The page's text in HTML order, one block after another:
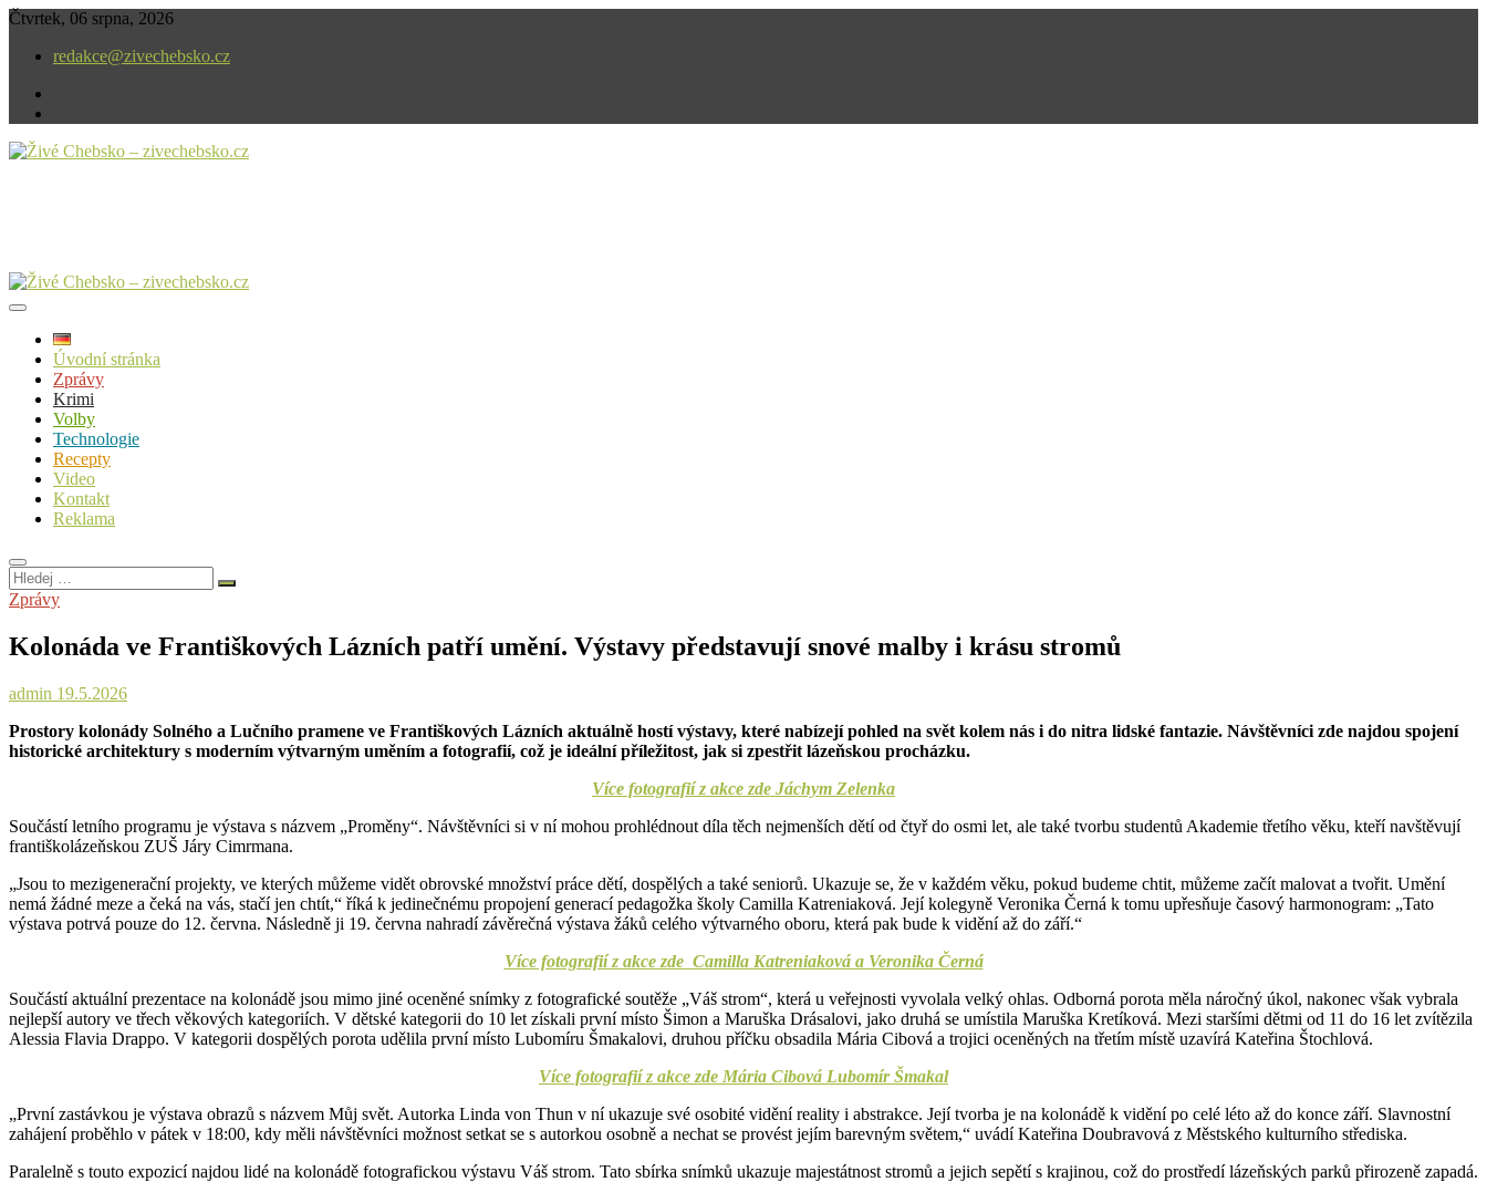
Skip
content
Čtvrtek, 06 srpna, 2026
redakce@zivechebsko.cz
Úvodní stránka
Zprávy
Krimi
Volby
Technologie
Recepty
Video
Kontakt
Reklama
Hledej
…
Zprávy
Kolonáda ve Františkových Lázních patří umění. Výstavy představují snové malby i krásu stromů
admin 19.5.2026
Prostory kolonády Solného a Lučního pramene ve Františkových Lázních aktuálně hostí výstavy, které nabízejí pohled na svět kolem nás i do nitra lidské fantazie. Návštěvníci zde najdou spojení
historické architektury s moderním výtvarným uměním a fotografií, což je ideální příležitost, jak si zpestřit lázeňskou procházku.
Více fotografií z akce zde Jáchym Zelenka
Součástí letního programu je výstava s názvem „Proměny“. Návštěvníci si v ní mohou prohlédnout díla těch nejmenších dětí od čtyř do osmi let, ale také tvorbu studentů Akademie třetího věku, kteří navštěvují
františkolázeňskou ZUŠ Járy Cimrmana.
„Jsou to mezigenerační projekty, ve kterých můžeme vidět obrovské množství práce dětí, dospělých a také seniorů. Ukazuje se, že v každém věku, pokud budeme chtit, můžeme začít malovat a tvořit. Umění
nemá žádné meze a čeká na vás, stačí jen chtít,“ říká k jedinečnému propojení generací pedagožka školy Camilla Katreniaková. Její kolegyně Veronika Černá k tomu upřesňuje časový harmonogram: „Tato
výstava potrvá pouze do 12. června. Následně ji 19. června nahradí závěrečná výstava žáků celého výtvarného oboru, která pak bude k vidění až do září.“
Více fotografií z akce zde Camilla Katreniaková a Veronika Černá
Součástí aktuální prezentace na kolonádě jsou mimo jiné oceněné snímky z fotografické soutěže „Váš strom“, která u veřejnosti vyvolala velký ohlas. Odborná porota měla náročný úkol, nakonec však vybrala
nejlepší autory ve třech věkových kategoriích. V dětské kategorii do 10 let získali první místo Šimon a Maruška Drásalovi, jako druhá se umístila Maruška Kretíková. Mezi staršími dětmi od 11 do 16 let zvítězila
Alessia Flavia Drappo. V kategorii dospělých porota udělila první místo Lubomíru Šmakalovi, druhou příčku obsadila Mária Cibová a trojici oceněných na třetím místě uzavírá Kateřina Štochlová.
Více fotografií z akce zde Mária Cibová Lubomír Šmakal
„První zastávkou je výstava obrazů s názvem Můj svět. Autorka Linda von Thun v ní ukazuje své osobité vidění reality i abstrakce. Její tvorba je na kolonádě k vidění po celé léto až do konce září. Slavnostní
zahájení proběhlo v pátek v 18:00, kdy měli návštěvníci možnost setkat se s autorkou osobně a nechat se provést jejím barevným světem,“ uvádí Kateřina Doubravová z Městského kulturního střediska.
Paralelně s touto expozicí najdou lidé na kolonádě fotografickou výstavu Váš strom. Tato sbírka snímků ukazuje majestátnost stromů a jejich sepětí s krajinou, což do prostředí lázeňských parků přirozeně zapadá.